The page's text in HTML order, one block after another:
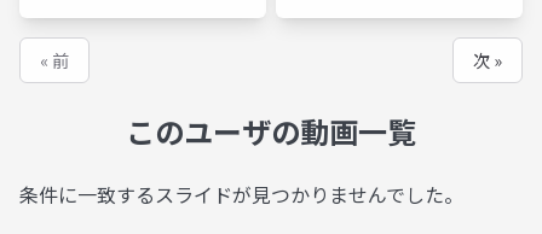
« 前 次 »
このユーザの動画一覧
条件に一致するスライドが見つかりませんでした。